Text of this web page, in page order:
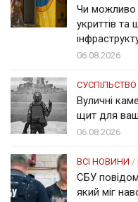
Чи можливо
укриттів та
06.08.2026
СУСПІЛЬСТВО
Вуличні
щит для
06.08.2026
ВСІ НОВИНИ /
СБУ
який міг